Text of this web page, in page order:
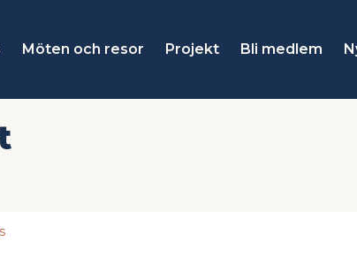
Möten och resor Projekt Bli medlem